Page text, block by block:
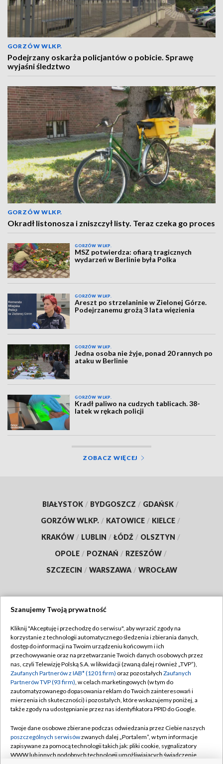
GORZÓW WLKP.
Podejrzany oskarża policjantów o pobicie. Sprawę
wyjaśni śledztwo
GORZÓW WLKP.
Okradł listonosza i zniszczył listy. Teraz czeka go proces
GORZÓW WLKP.
MSZ potwierdza: ofiarą tragicznych
wydarzeń w Berlinie była Polka
GORZÓW WLKP.
Areszt po strzelaninie w Zielonej Górze.
Podejrzanemu grożą 3 lata więzienia
GORZÓW WLKP.
Jedna osoba nie żyje, ponad 20 rannych po
ataku w Berlinie
GORZÓW WLKP.
Kradł paliwo na cudzych tablicach. 38-
latek w rękach policji
ZOBACZ WIĘCEJ
BIAŁYSTOK / BYDGOSZCZ / GDAŃSK /
GORZÓW WLKP. / KATOWICE / KIELCE /
KRAKÓW / LUBLIN / ŁÓDŹ / OLSZTYN /
OPOLE / POZNAŃ / RZESZÓW /
SZCZECIN / WARSZAWA / WROCŁAW
TVP
Abonament TVP
Emisja w TVP
Centrum informacji TVP
Naziemna Telewizja Cyfrowa
Rada Programowa
System NOS
Regulamin TVP
Polityka prywatności
Moje zgody
Pomoc
Kontakt
Szanujemy Twoją prywatność
Kliknij "Akceptuję i przechodzę do serwisu", aby wyrazić zgody na
korzystanie z technologii automatycznego śledzenia i zbierania danych,
dostęp do informacji na Twoim urządzeniu końcowym i ich
przechowywanie oraz na przetwarzanie Twoich danych osobowych przez
nas, czyli Telewizję Polską S.A. w likwidacji (zwaną dalej również „TVP”),
Zaufanych Partnerów z IAB* (1201 firm) oraz pozostałych Zaufanych
Partnerów TVP (93 firm), w celach marketingowych (w tym do
zautomatyzowanego dopasowania reklam do Twoich zainteresowań i
mierzenia ich skuteczności) i pozostałych, które wskazujemy poniżej, a
także zgody na udostępnianie przez nas identyfikatora PPID do Google.
Twoje dane osobowe zbierane podczas odwiedzania przez Ciebie naszych
poszczególnych serwisówzwanych dalej „Portalem”, w tym informacje
zapisywane za pomocą technologii takich jak: pliki cookie, sygnalizatory
WWW lub innych podobnych technologii umożliwiających świadczenie